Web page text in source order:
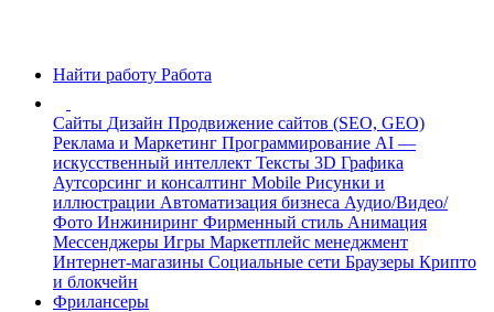
Найти работу Работа
Сайты Дизайн Продвижение сайтов (SEO, GEO)
Реклама и Маркетинг Программирование AI —
искусственный интеллект Тексты 3D Графика
Аутсорсинг и консалтинг Mobile Рисунки и
иллюстрации Автоматизация бизнеса Аудио/Видео/
Фото Инжиниринг Фирменный стиль Анимация
Мессенджеры Игры Маркетплейс менеджмент
Интернет-магазины Социальные сети Браузеры Крипто
и блокчейн
Фрилансеры